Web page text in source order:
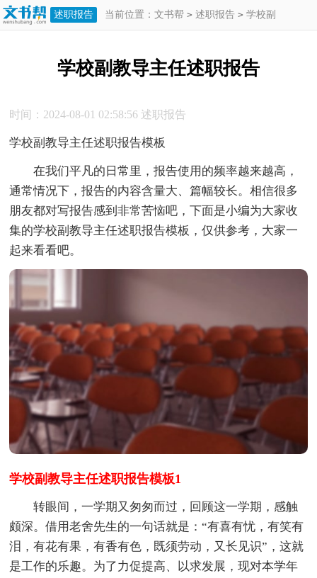
述职报告 当前位置： 文书帮 > 述职报告 > 学校副
学校副教导主任述职报告
时间：2024-08-01 02:58:56 述职报告
学校副教导主任述职报告模板
在我们平凡的日常里，报告使用的频率越来越高，
通常情况下，报告的内容含量大、篇幅较长。相信很多
朋友都对写报告感到非常苦恼吧，下面是小编为大家收
集的学校副教导主任述职报告模板，仅供参考，大家一
起来看看吧。
学校副教导主任述职报告模板1
转眼间，一学期又匆匆而过，回顾这一学期，感触
颇深。借用老舍先生的一句话就是：“有喜有忧，有笑有
泪，有花有果，有香有色，既须劳动，又长见识”，这就
是工作的乐趣。为了力促提高、以求发展，现对本学年